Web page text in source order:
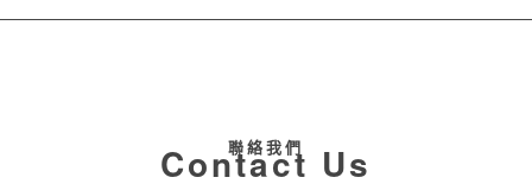
聯絡我們
Contact Us